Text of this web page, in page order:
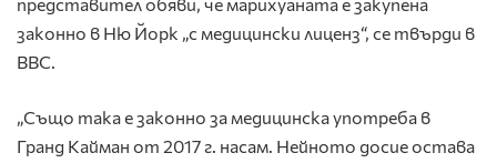
законно в Ню Йорк „с медицински лиценз“, се твърди в
BBC.
„Също така е законно за медицинска употреба в
Гранд Кайман от 2017 г. насам. Нейното досие остава